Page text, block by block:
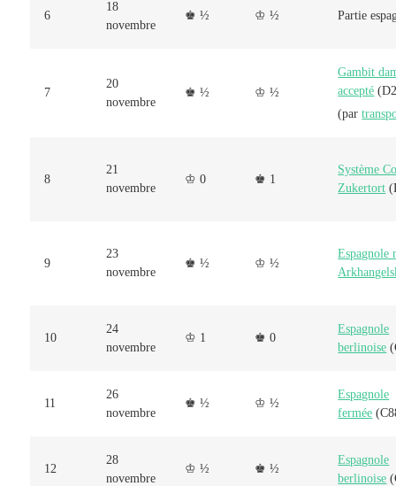
6
18
novembre
♚ ½ ♔ ½ Partie
7
20
novembre
♚ ½ ♔ ½
Gambit
accepté
(par
8
21
novembre
♔ 0 ♚ 1
Système
Zukertort
9
23
novembre
♚ ½ ♔ ½
Espagnole
10
24
novembre
♔ 1 ♚ 0
Espagnole
berlinoise
11
26
novembre
♚ ½ ♔ ½
Espagnole
fermée
12
28
novembre
♔ ½ ♚ ½
Espagnole
berlinoise